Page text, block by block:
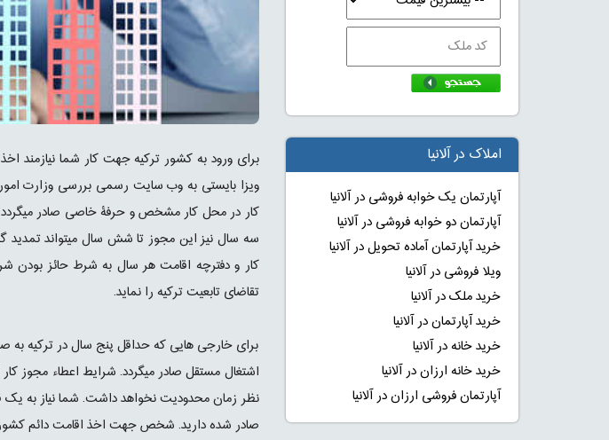
برای ورود به کشور ترکیه جهت کار شما نیازمند
ویزا بایستی به وب سایت رسمی بررسی وزارت امور
کار در محل کار مشخص و حرفۀ خاصی صادر
سه سال نیز این مجوز تا شش سال میتواند تمدید
تقاضای تابعیت ترکیه را نماید.
برای خارجی هایی که حداقل پنج سال در ترکیه به
اشتغال مستقل صادر میگردد. شرایط اعطاء مجوز کار
نظر زمان محدودیت نخواهد داشت. شما نیاز به یک
صادر شده دارید. شخص جهت اخذ اقامت دائم کشور
املاک در آلانیا
آپارتمان یک خوابه فروشی در آلانیا
آپارتمان دو خوابه فروشی در آلانیا
خرید آپارتمان آماده تحویل در آلانیا
ویلا فروشی در آلانیا
خرید ملک در آلانیا
خرید آپارتمان در آلانیا
خرید خانه در آلانیا
خرید خانه ارزان در آلانیا
آپارتمان فروشی ارزان در آلانیا